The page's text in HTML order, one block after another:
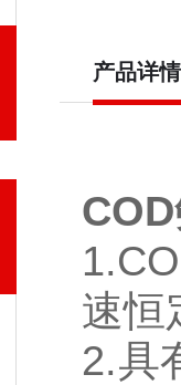
产品详情
速恒
2.具